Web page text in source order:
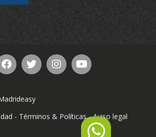
- Términos & Políticas-Aviso legal